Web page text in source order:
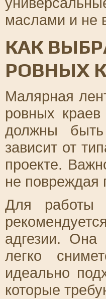
маслами и не
КАК
РОВНЫХ
Малярная
ровных
должны
зависит от
проекте.
не повреждая
Для работы
адгезии. Она
легко
идеально
которые